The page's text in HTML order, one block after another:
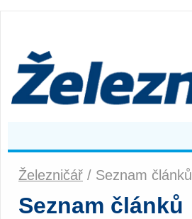
Železničář / Seznam článků
Seznam článků